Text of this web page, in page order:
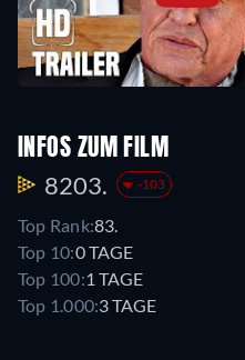
INFOS ZUM FILM
8203. -103
Top Rank:83.
Top 10:0 TAGE
Top 100:1 TAGE
Top 1.000:3 TAGE